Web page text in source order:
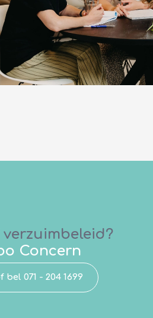
Concern
bel 071 - 204 1699